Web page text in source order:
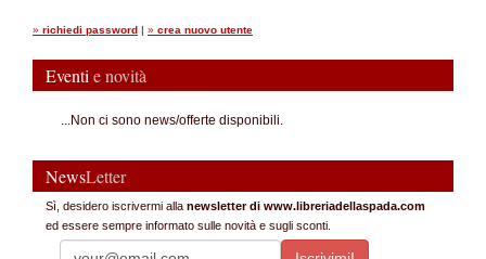
» richiedi password | » crea nuovo utente
Eventi e novità
...Non ci sono news/offerte disponibili.
NewsLetter
Sì, desidero iscrivermi alla newsletter di www.libreriadellaspada.com
ed essere sempre informato sulle novità e sugli sconti.